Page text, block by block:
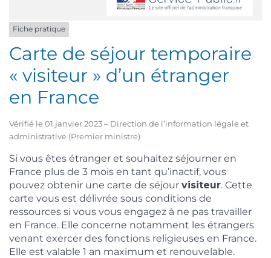
Fiche pratique
Carte de séjour temporaire
« visiteur » d’un étranger
en France
Vérifié le 01 janvier 2023 – Direction de l’information légale et
administrative (Premier ministre)
Si vous êtes étranger et souhaitez séjourner en
France plus de 3 mois en tant qu’inactif, vous
pouvez obtenir une carte de séjour visiteur. Cette
carte vous est délivrée sous conditions de
ressources si vous vous engagez à ne pas travailler
en France. Elle concerne notamment les étrangers
venant exercer des fonctions religieuses en France.
Elle est valable 1 an maximum et renouvelable.